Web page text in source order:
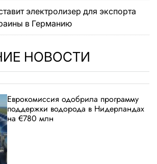
электролизер для экспорта
в Германию
НОВОСТИ
Еврокомиссия одобрила программу
поддержки водорода в Нидерландах
на €780 млн